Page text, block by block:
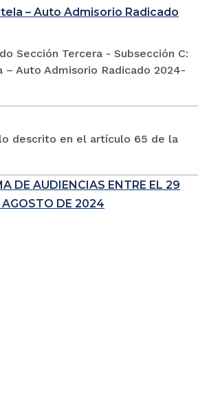
– Auto Admisorio Radicado
Sección Tercera - Subsección C:
– Auto Admisorio Radicado 2024-
descrito en el artículo 65 de la
DE AUDIENCIAS ENTRE EL 29
DE 2024